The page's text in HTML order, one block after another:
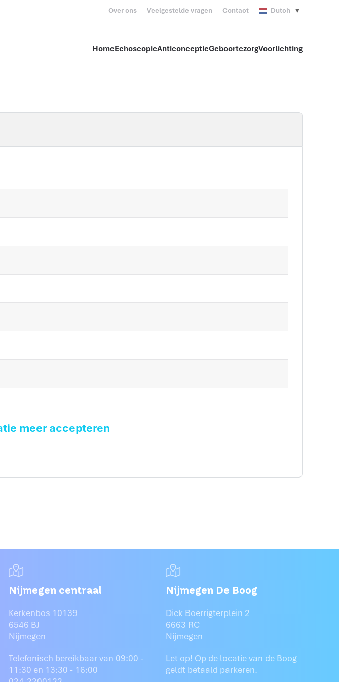
Over ons Veelgestelde vragen Contact Dutch ▼
HomeEchoscopieAnticonceptieGeboortezorgVoorlichting
meer accepteren
Nijmegen centraal
Kerkenbos 10139
6546 BJ
Nijmegen
Telefonisch bereikbaar van 09:00 -
11:30 en 13:30 - 16:00
Nijmegen De Boog
Dick Boerrigterplein 2
6663 RC
Nijmegen
Let op! Op de locatie van de Boog
geldt betaald parkeren.